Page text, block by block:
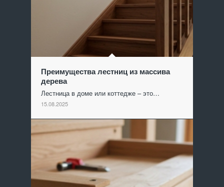
Преимущества лестниц из массива
дерева
Лестница в доме или коттедже – это…
15.08.2025